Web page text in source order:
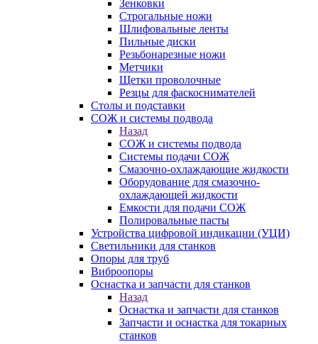
Зенковки
Строгальные ножи
Шлифовальные ленты
Пильные диски
Резьбонарезные ножи
Метчики
Щетки проволочные
Резцы для фаскоснимателей
Столы и подставки
СОЖ и системы подвода
Назад
СОЖ и системы подвода
Системы подачи СОЖ
Смазочно-охлаждающие жидкости
Оборудование для смазочно-
охлаждающей жидкости
Емкости для подачи СОЖ
Полировальные пасты
Устройства цифровой индикации (УЦИ)
Светильники для станков
Опоры для труб
Виброопоры
Оснастка и запчасти для станков
Назад
Оснастка и запчасти для станков
Запчасти и оснастка для токарных
станков